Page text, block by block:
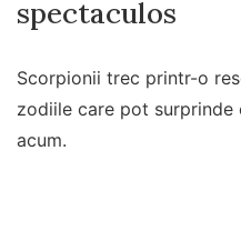
spectaculos
Scorpionii trec printr-o
zodiile care pot
acum.